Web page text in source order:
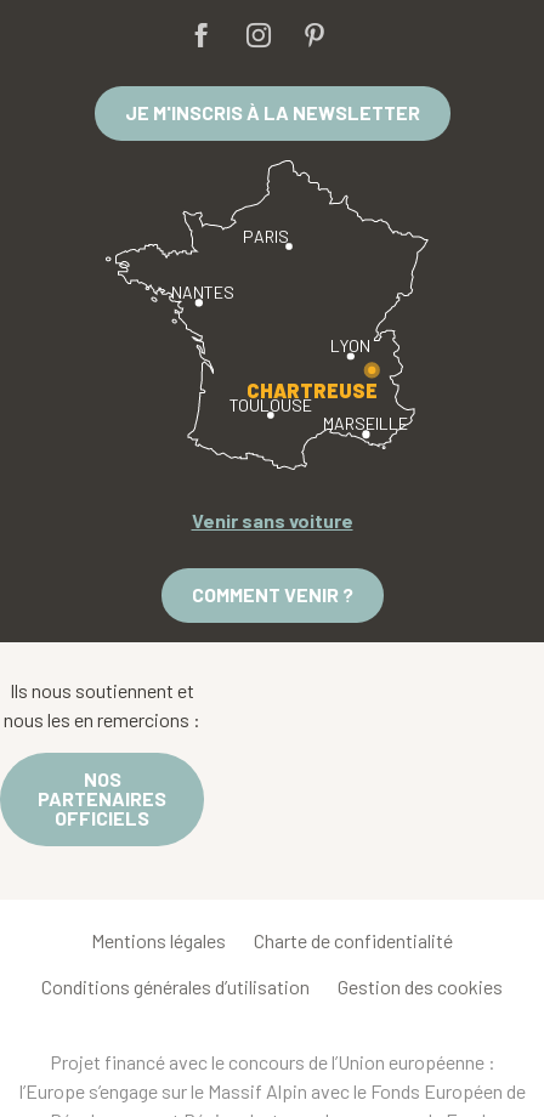
JE M'INSCRIS À LA NEWSLETTER
PARIS
LYON
TOULOUSE
MARSEILLE
NANTES
CHARTREUSE
Venir sans voiture
COMMENT VENIR ?
Ils nous soutiennent et
nous les en remercions :
NOS
PARTENAIRES
OFFICIELS
Mentions légales Charte de confidentialité
Conditions générales d’utilisation Gestion des cookies
Projet financé avec le concours de l’Union européenne :
l’Europe s’engage sur le Massif Alpin avec le Fonds Européen de